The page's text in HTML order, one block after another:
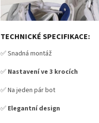
TECHNICKÉ SPECIFIKACE:
✅ Snadná montáž
✅ Nastavení ve 3 krocích
✅ Na jeden pár bot
✅ Elegantní design